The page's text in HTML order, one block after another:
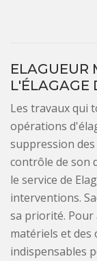
ELAGUEUR
L'ÉLAGAGE
Les travaux qui
opérations
suppression
contrôle de son
le service de
interventions.
sa priorité. Pour
matériels et
indispensables